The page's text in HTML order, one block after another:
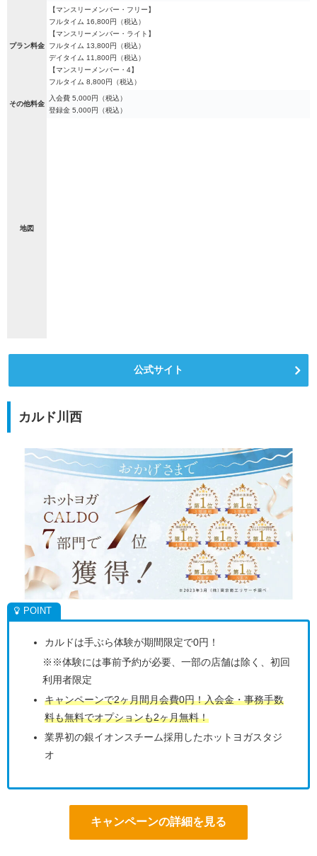
プラン料金
【マンスリーメンバー・フリー】
フルタイム 16,800円（税込）
【マンスリーメンバー・ライト】
フルタイム 13,800円（税込）
デイタイム 11,800円（税込）
【マンスリーメンバー・4】
フルタイム 8,800円（税込）
その他料金
入会費 5,000円（税込）
登録金 5,000円（税込）
地図
公式サイト
カルド川西
カルドは手ぶら体験が期間限定で0円！
※※体験には事前予約が必要、一部の店舗は除く、初回
利用者限定
キャンペーンで2ヶ月間月会費0円！入会金・事務手数
料も無料でオプションも2ヶ月無料！
業界初の銀イオンスチーム採用したホットヨガスタジ
オ
キャンペーンの詳細を見る